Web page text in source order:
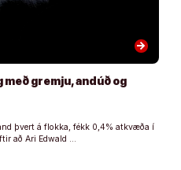
arrow_forward
gremju, andúð og
þvert á flokka, fékk 0,4% atkvæða í
að Ari Edwald …